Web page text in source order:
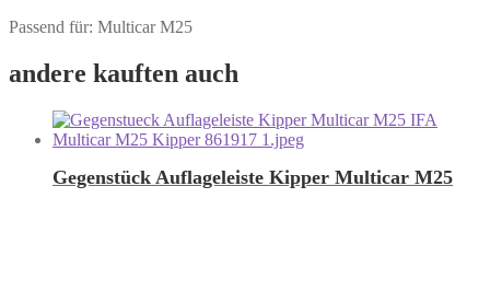
Passend für: Multicar M25
andere kauften auch
Gegenstück Auflageleiste Kipper Multicar M25